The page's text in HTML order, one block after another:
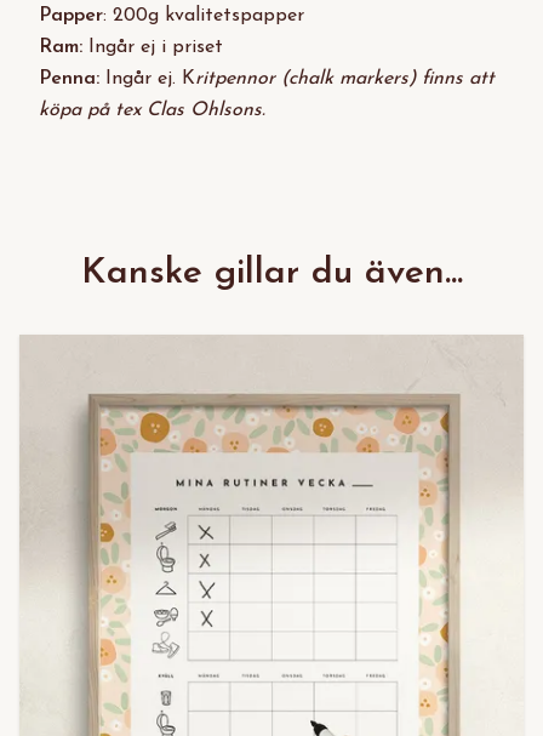
Papper: 200g kvalitetspapper
Ram: Ingår ej i priset
Penna: Ingår ej. Kritpennor (chalk markers) finns att
köpa på tex Clas Ohlsons.
Kanske gillar du även...